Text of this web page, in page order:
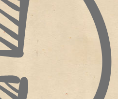
de hoofden bij elkaar. Met een
voor de lezers aantrekkelijker
geschreven. Vanaf 6 september
als een (opinie)weekblad. Het
bestaan voordat het doek op 7